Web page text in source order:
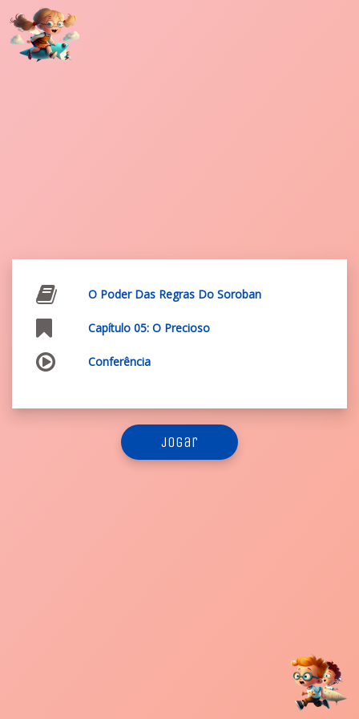
O Poder Das Regras Do Soroban
Capítulo 05: O Precioso
Conferência
jogar